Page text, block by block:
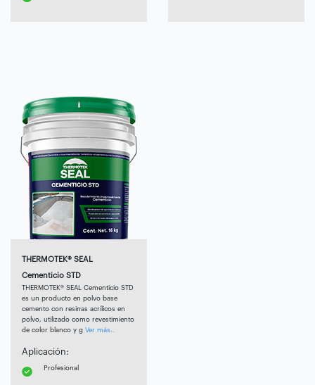
THERMOTEK® SEAL
Cementicio STD
THERMOTEK® SEAL Cementicio STD
es un producto en polvo base
cemento con resinas acrílicos en
polvo, utilizado como revestimiento
de color blanco y g Ver más..
Aplicación:
Profesional